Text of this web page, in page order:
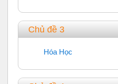
Chủ đề 3
Hóa Học
Diễn đàn